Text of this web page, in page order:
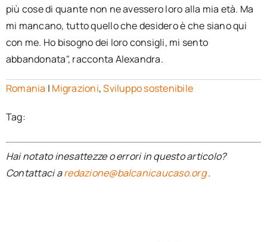
più cose di quante non ne avessero loro alla mia età. Ma
mi mancano, tutto quello che desidero è che siano qui
con me. Ho bisogno dei loro consigli, mi sento
abbandonata", racconta Alexandra.
Romania | Migrazioni,Sviluppo sostenibile
Tag:
Hai notato inesattezze o errori in questo articolo?
Contattaci aredazione@balcanicaucaso.org.